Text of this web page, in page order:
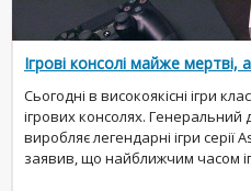
Ігрові консолі майже мертві,
Сьогодні в високоякісні ігри
ігрових консолях. Генеральний
виробляє легендарні ігри серії
заявив, що найближчим часом